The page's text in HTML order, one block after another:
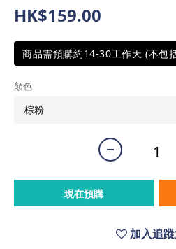
HK$159.00
商品需預購約14-30工作天 (不包
顏色
現在預購
加入追